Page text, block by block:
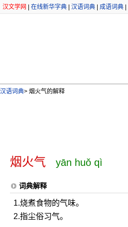
汉文学网 在线新华字典 汉语词典 成语词典
汉语词典> 烟火气的解释
烟火气 yān huǒ qì
词典解释
1.烧煮食物的气味。
2.指尘俗习气。